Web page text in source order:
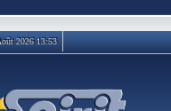
2026 13:53